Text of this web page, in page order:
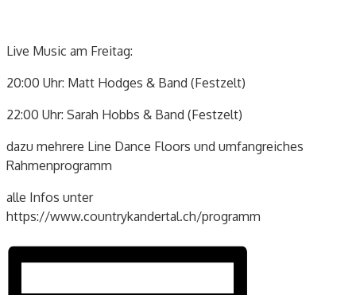
Live Music am Freitag:
20:00 Uhr: Matt Hodges & Band (Festzelt)
22:00 Uhr: Sarah Hobbs & Band (Festzelt)
dazu mehrere Line Dance Floors und umfangreiches
Rahmenprogramm
alle Infos unter
https://www.countrykandertal.ch/programm